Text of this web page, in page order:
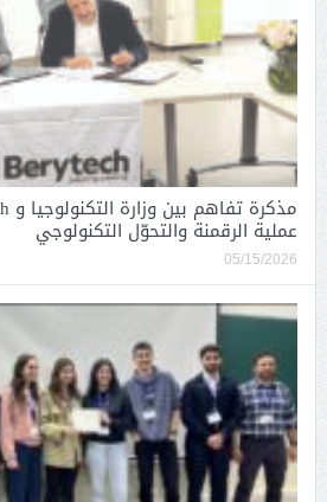
عملية الرقمنة والتحوّل التكنولوجي
05/15/2026